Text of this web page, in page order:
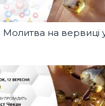
на вервиці